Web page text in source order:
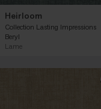
Heirloom
Collection Lasting Impressions
Beryl
Lame